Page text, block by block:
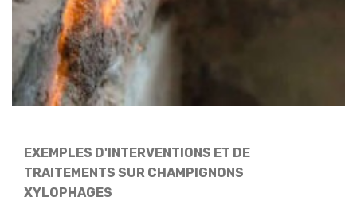
EXEMPLES D'INTERVENTIONS ET DE
TRAITEMENTS SUR CHAMPIGNONS
XYLOPHAGES